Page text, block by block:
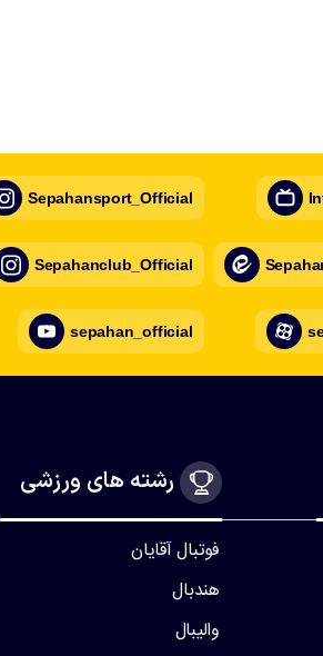
Sepahansport_Official
Sepahanclub_Official
sepahan_official
رشته های ورزشی
فوتبال آقایان
هندبال
والیبال